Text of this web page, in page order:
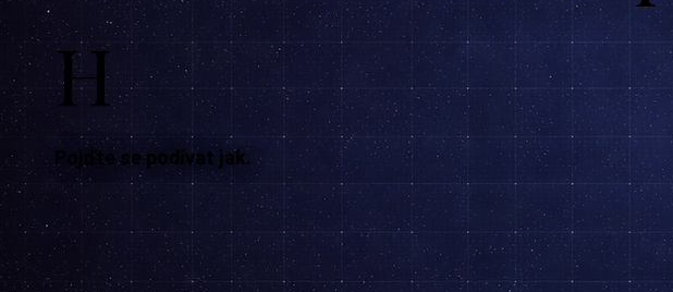
H
Pojďte se podívat jak.